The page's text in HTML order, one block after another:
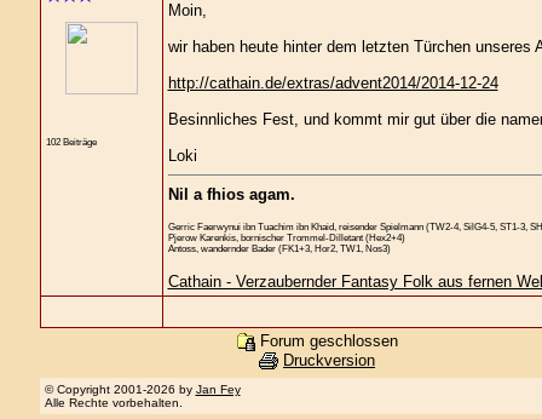
102 Beiträge
Moin,
wir haben heute hinter dem letzten Türchen
http://cathain.de/extras/advent2014/2014-12-24
Besinnliches Fest, und kommt mir gut über die
Loki
Nil a fhios agam.
Gerric Faerwynui ibn Tuachim ibn Khaid, reisender Spielmann (TW2-4, SilG4-5, ST1-3,
Pjerow Karenkis, bornischer Trommel-Dilletant (Hex2+4)
Antoss, wandernder Bader (FK1+3, Hor2, TW1, Nos3)
Cathain - Verzaubernder Fantasy Folk aus fernen
Forum geschlossen
Druckversion
© Copyright 2001-2026 by Jan Fey
Alle Rechte vorbehalten.